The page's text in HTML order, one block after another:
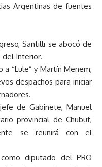
Argentinas de fuentes
Santilli se abocó de
del Interior.
“Lule” y Martín Menem,
despachos para iniciar
de Gabinete, Manuel
provincial de Chubut,
se reunirá con el
diputado del PRO